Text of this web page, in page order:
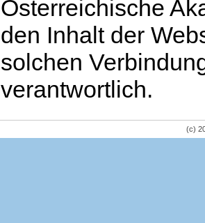
Österreichische
den Inhalt der
solchen
verantwortlich.
(c)